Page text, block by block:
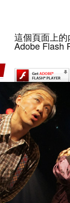
這個頁面上
Adobe Flash